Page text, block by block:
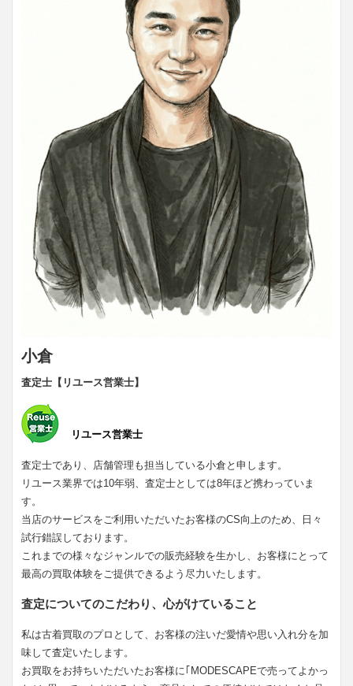
小倉
査定士【リユース営業士】
リユース営業士
査定士であり、店舗管理も担当している小倉と申します。
リユース業界では10年弱、査定士としては8年ほど携わっていま
す。
当店のサービスをご利用いただいたお客様のCS向上のため、日々
試行錯誤しております。
これまでの様々なジャンルでの販売経験を生かし、お客様にとって
最高の買取体験をご提供できるよう尽力いたします。
査定についてのこだわり、心がけていること
私は古着買取のプロとして、お客様の注いだ愛情や思い入れ分を加
味して査定いたします。
お買取をお持ちいただいたお客様に｢MODESCAPEで売ってよかっ